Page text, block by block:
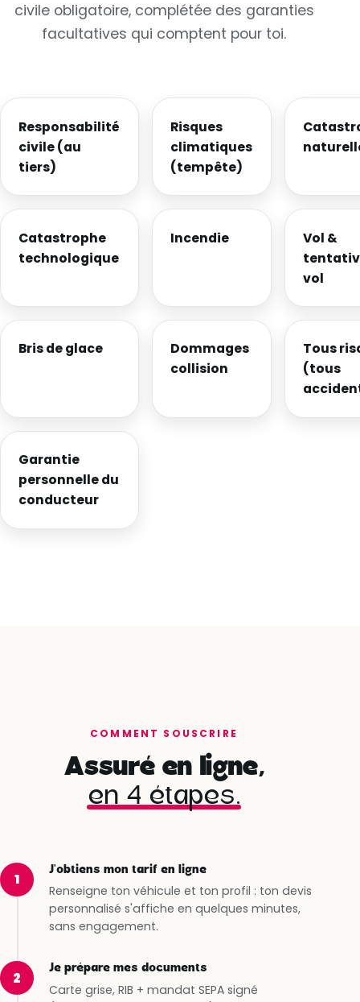
civile obligatoire, complétée des garanties
facultatives qui comptent pour toi.
Responsabilité
civile (au
tiers)
Risques
climatiques
(tempête)
Catastrophe
technologique
Incendie
Vol &
vol
Bris de glace
Dommages
collision
Tous
(tous
Garantie
personnelle du
conducteur
COMMENT SOUSCRIRE
Assuré en ligne,
en 4 étapes.
1
J'obtiens mon tarif en ligne
Renseigne ton véhicule et ton profil : ton devis
personnalisé s'affiche en quelques minutes,
sans engagement.
2
Je prépare mes documents
Carte grise, RIB + mandat SEPA signé